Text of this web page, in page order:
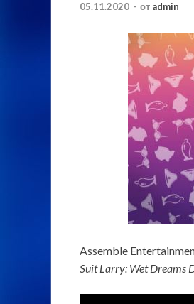
05.11.2020 - от admin
Assemble
Suit Larry: Wet Dreams